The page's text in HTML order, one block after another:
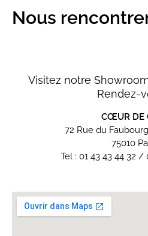
Nous
Visitez notre
Rendez-
CŒUR DE
72 Rue du
75010
Tel : 01 43 43 44 32 /